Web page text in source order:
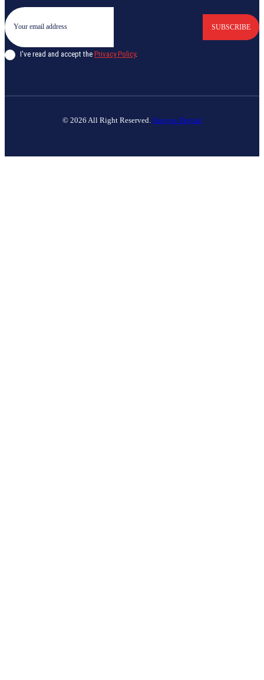
SUBSCRIBE
I've read and accept the Privacy Policy.
© 2026 All Right Reserved. Banyan Digital